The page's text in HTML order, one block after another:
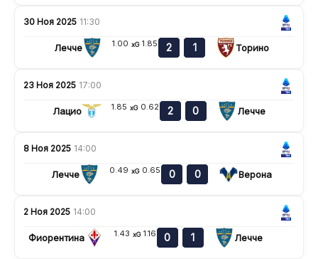
30 Ноя 2025 11:30
Лечче 1.00 xG 1.85 2 1 Торино
23 Ноя 2025 17:00
Лацио 1.85 xG 0.62 2 0 Лечче
8 Ноя 2025 14:00
Лечче 0.49 xG 0.65 0 0 Верона
2 Ноя 2025 14:00
Фиорентина 1.43 xG 1.16 0 1 Лечче